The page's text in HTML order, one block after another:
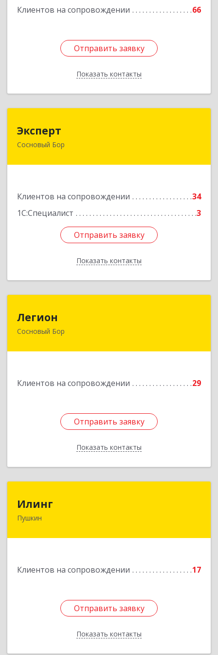
Клиентов на сопровождении 66
Отправить заявку
Показать контакты
Отправить заявку
Назад
Эксперт
Сосновый Бор
Клиентов на сопровождении
34
1С:Специалист
3
Отправить заявку
Показать контакты
188544, Ленинградская обл, Сосновый Бор г, 50
Отправить заявку
Назад
Легион
Сосновый Бор
Клиентов на сопровождении 29
Отправить заявку
Показать контакты
188544, Ленинградская обл, Сосновый Бор г,
Отправить заявку
Назад
Илинг
Пушкин
Клиентов на сопровождении 17
Отправить заявку
Показать контакты
Подробнее
Отправить заявку
Назад